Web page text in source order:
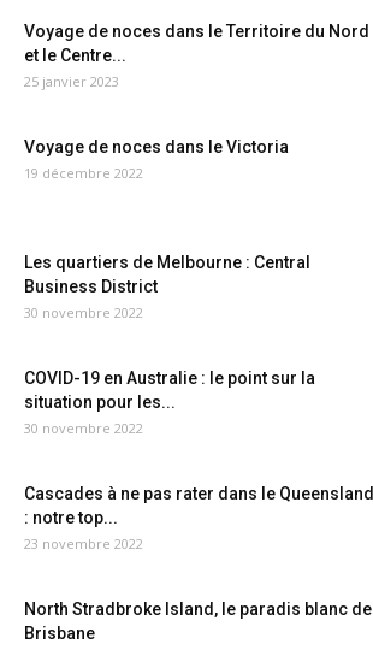
Voyage de noces dans le Territoire du Nord
et le Centre...
25 janvier 2023
Voyage de noces dans le Victoria
19 décembre 2022
Les quartiers de Melbourne : Central
Business District
30 novembre 2022
COVID-19 en Australie : le point sur la
situation pour les...
30 novembre 2022
Cascades à ne pas rater dans le Queensland
: notre top...
23 novembre 2022
North Stradbroke Island, le paradis blanc de
Brisbane